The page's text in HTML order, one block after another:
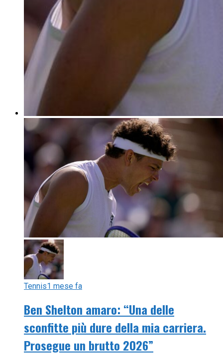
Tennis1 mese fa
Ben Shelton amaro: “Una delle
sconfitte più dure della mia carriera.
Prosegue un brutto 2026”